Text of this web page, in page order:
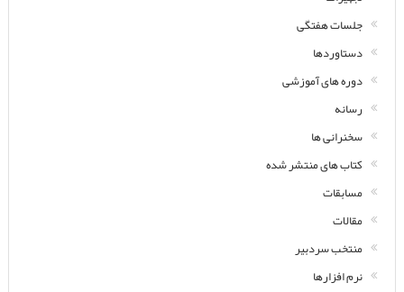
جلسات هفتگی
دستاوردها
دوره های آموزشی
رسانه
سخنرانی ها
کتاب های منتشر شده
مسابقات
مقالات
منتخب سردبیر
نرم افزارها